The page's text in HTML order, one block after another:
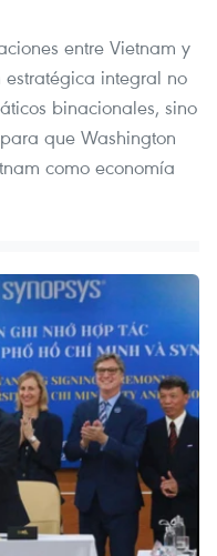
entre Vietnam y
integral no
binacionales, sino
que Washington
como economía